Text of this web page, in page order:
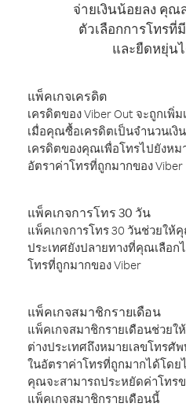
จ่ายเงินน้อยลง คุณ
ตัวเลือกการโทรที่
และยืดหยุ่นไ
แพ็คเกจเครดิต
เครดิตของ Viber Out จะถูกเพิ่
เมื่อคุณซื้อเครดิตเป็นจำนวนเงิ
เครดิตของคุณเพื่อโทรไปยังหม
อัตราค่าโทรที่ถูกมากของ Viber
แพ็คเกจการโทร 30 วัน
แพ็คเกจการโทร 30 วันช่วยให้
ประเทศยังปลายทางที่คุณเลือก
โทรที่ถูกมากของ Viber
แพ็คเกจสมาชิกรายเดือน
แพ็คเกจสมาชิกรายเดือนช่วย
ต่างประเทศถึงหมายเลขโทร
ในอัตราค่าโทรที่ถูกมากได้โด
คุณจะสามารถประหยัดค่าโทร
แพ็คเกจสมาชิกรายเดือนนี้